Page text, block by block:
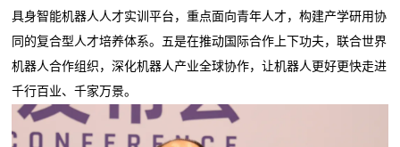
具身智能机器人人才实训平台，重点面向青年人才，构建产学研用协
同的复合型人才培养体系。五是在推动国际合作上下功夫，联合世界
机器人合作组织，深化机器人产业全球协作，让机器人更好更快走进
千行百业、千家万景。